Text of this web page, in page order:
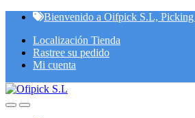
Skip
navigation
Skip
content
Bienvenido a Oifpick S.L,
Localización Tienda
Rastree su pedido
Mi cuenta